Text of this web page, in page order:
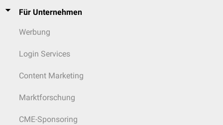
Für Unternehmen
Werbung
Login Services
Content Marketing
Marktforschung
CME-Sponsoring